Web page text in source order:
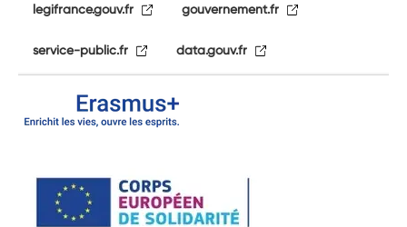
legifrance.gouv.fr gouvernement.fr
service-public.fr data.gouv.fr